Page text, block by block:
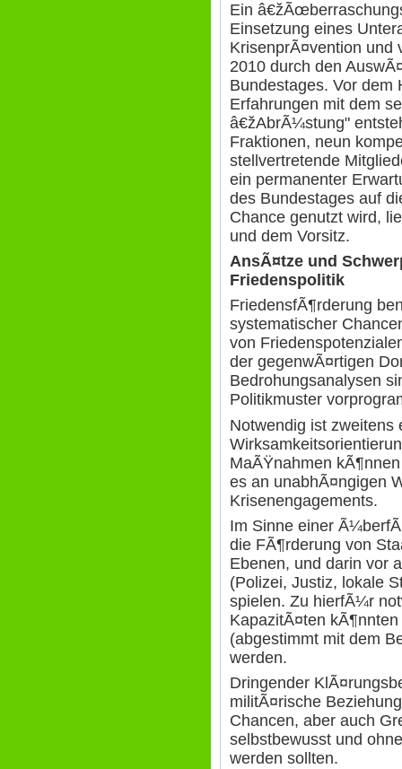
Ein
Einsetzung eines
KrisenprÃ¤vention und
2010 durch den
Bundestages. Vor
Erfahrungen mit dem
â€žAbrÃ¼stung"
Fraktionen, neun
stellvertretende
ein permanenter
des Bundestages auf
Chance genutzt wird,
und dem Vorsitz.
AnsÃ¤tze und
Friedenspolitik
FriedensfÃ¶rderung
systematischer
von
der gegenwÃ¤rtigen
Bedrohungsanalysen
Politikmuster
Notwendig ist zweitens
MaÃŸnahmen
es an unabhÃ¤ngigen
Krisenengagements.
Im Sinne einer
die FÃ¶rderung von
Ebenen, und darin vor
(Polizei, Justiz, lokale
spielen. Zu hierfÃ¼r
KapazitÃ¤ten
(abgestimmt mit dem
werden.
Dringender
militÃ¤rische
Chancen, aber auch
selbstbewusst und
werden sollten.